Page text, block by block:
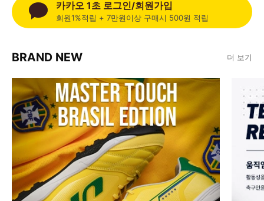
카카오 1초 로그인/회원가입
회원1%적립 + 7만원이상 구매시 500원 적립
BRAND NEW 더 보기